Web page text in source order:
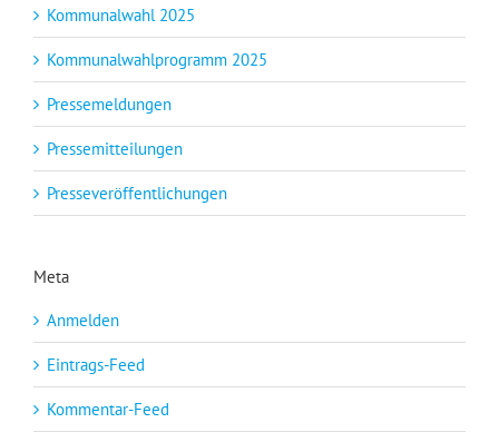
Kommunalwahl 2025
Kommunalwahlprogramm 2025
Pressemeldungen
Pressemitteilungen
Presseveröffentlichungen
Meta
Anmelden
Eintrags-Feed
Kommentar-Feed